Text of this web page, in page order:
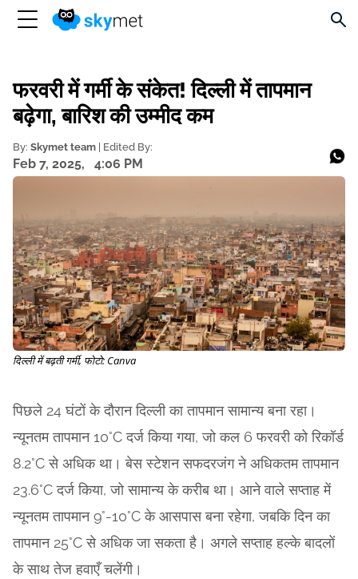
फरवरी में गर्मी के संकेत! दिल्ली में तापमान
बढ़ेगा, बारिश की उम्मीद कम
By: Skymet team | Edited By:
Feb 7, 2025, 4:06 PM
दिल्ली में बढ़ती गर्मी, फोटो: Canva
पिछले 24 घंटों के दौरान दिल्ली का तापमान सामान्य बना रहा।
न्यूनतम तापमान 10°C दर्ज किया गया, जो कल 6 फरवरी को रिकॉर्ड
8.2°C से अधिक था। बेस स्टेशन सफदरजंग ने अधिकतम तापमान
23.6°C दर्ज किया, जो सामान्य के करीब था। आने वाले सप्ताह में
न्यूनतम तापमान 9°-10°C के आसपास बना रहेगा, जबकि दिन का
तापमान 25°C से अधिक जा सकता है। अगले सप्ताह हल्के बादलों
के साथ तेज हवाएँ चलेंगी।